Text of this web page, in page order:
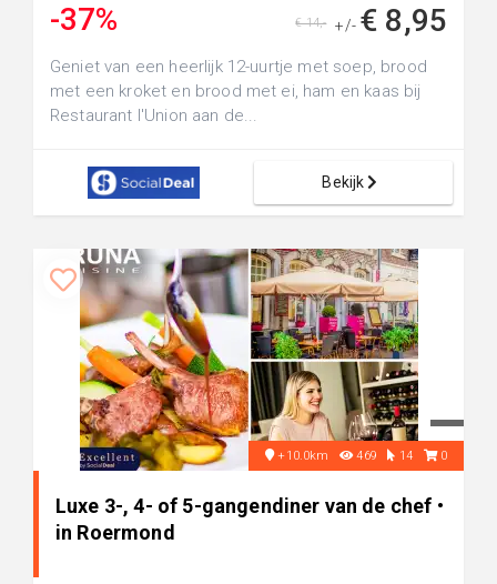
-37% +/- € 8,95
€ 14,-
Geniet van een heerlijk 12-uurtje met soep, brood
met een kroket en brood met ei, ham en kaas bij
Restaurant l'Union aan de...
Bekijk
+10.0km 469 14 0
Luxe 3-, 4- of 5-gangendiner van de chef •
in Roermond